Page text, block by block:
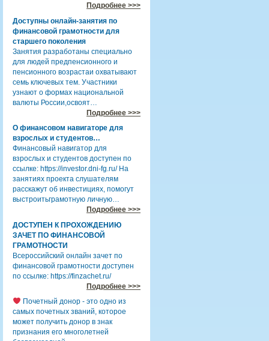
Подробнее >>>
Доступны онлайн-занятия по
финансовой грамотности для
старшего поколения
Занятия разработаны специально
для людей предпенсионного и
пенсионного возрастаи охватывают
семь ключевых тем. Участники
узнают о формах национальной
валюты России,освоят…
Подробнее >>>
О финансовом навигаторе для
взрослых и студентов…
Финансовый навигатор для
взрослых и студентов доступен по
ссылке: https://investor.dni-fg.ru/ На
занятиях проекта слушателям
расскажут об инвестициях, помогут
выстроитьграмотную личную…
Подробнее >>>
ДОСТУПЕН К ПРОХОЖДЕНИЮ
ЗАЧЕТ ПО ФИНАНСОВОЙ
ГРАМОТНОСТИ
Всероссийский онлайн зачет по
финансовой грамотности доступен
по ссылке: https://finzachet.ru/
Подробнее >>>
Почетный донор - это одно из
самых почетных званий, которое
может получить донор в знак
признания его многолетней